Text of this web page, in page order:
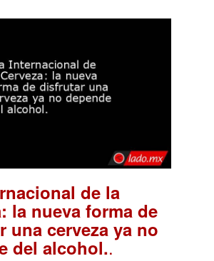
de la
la nueva forma de
una cerveza ya no
del alcohol..